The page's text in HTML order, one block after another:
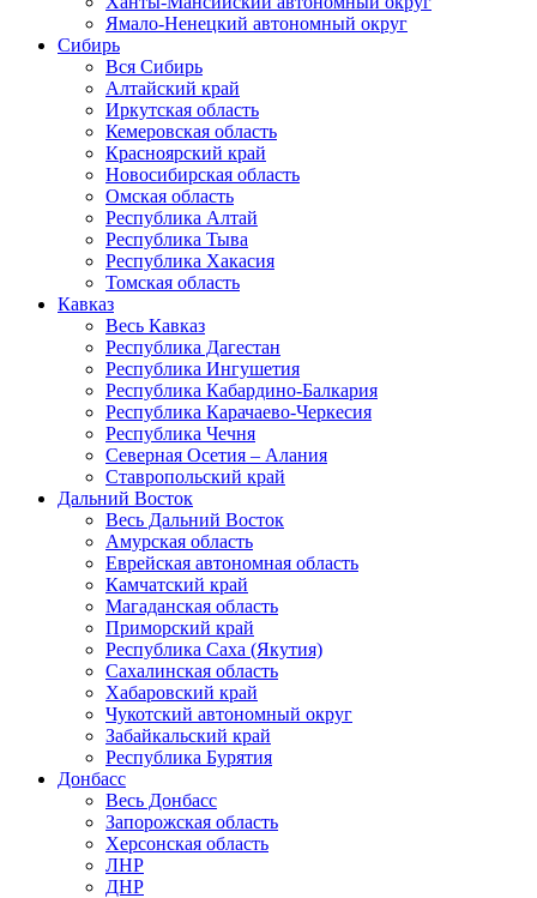
Ямало-Ненецкий автономный округ
Сибирь
Вся Сибирь
Алтайский край
Иркутская область
Кемеровская область
Красноярский край
Новосибирская область
Омская область
Республика Алтай
Республика Тыва
Республика Хакасия
Томская область
Кавказ
Весь Кавказ
Республика Дагестан
Республика Ингушетия
Республика Кабардино-Балкария
Республика Карачаево-Черкесия
Республика Чечня
Северная Осетия – Алания
Ставропольский край
Дальний Восток
Весь Дальний Восток
Амурская область
Еврейская автономная область
Камчатский край
Магаданская область
Приморский край
Республика Саха (Якутия)
Сахалинская область
Хабаровский край
Чукотский автономный округ
Забайкальский край
Республика Бурятия
Донбасс
Весь Донбасс
Запорожская область
Херсонская область
ЛНР
ДНР